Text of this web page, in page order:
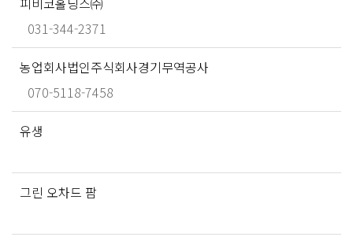
031-344-2371
농업회사법인주식회사경기무역공사
070-5118-7458
유생
그린 오차드 팜